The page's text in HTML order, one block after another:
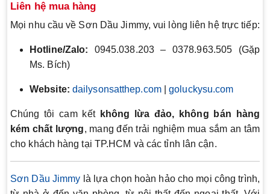
Liên hệ mua hàng
Mọi nhu cầu về Sơn Dầu Jimmy, vui lòng liên hệ trực tiếp:
Hotline/Zalo: 0945.038.203 – 0378.963.505 (Gặp
Ms. Bích)
Website: dailysonsatthep.com|goluckysu.com
Chúng tôi cam kết không lừa đảo, không bán hàng
kém chất lượng, mang đến trải nghiệm mua sắm an tâm
cho khách hàng tại TP.HCM và các tỉnh lân cận.
Sơn Dầu Jimmy là lựa chọn hoàn hảo cho mọi công trình,